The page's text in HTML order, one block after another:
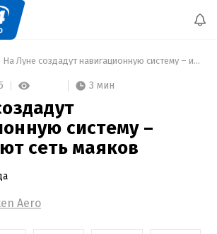
На Луне создадут навигационную систему – используют сеть маяков
3 мин
систему –
сеть маяков
Aero